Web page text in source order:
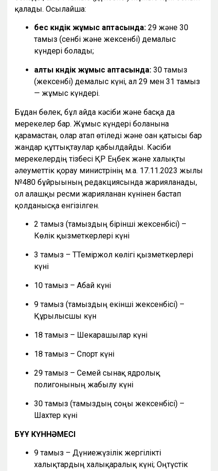
қалады. Осылайша:
бес күндік жұмыс аптасында: 29 және 30
тамыз (сенбі және жексенбі) демалыс
күндері болады;
алты күндік жұмыс аптасында: 30 тамыз
(жексенбі) демалыс күні, ал 29 мен 31 тамыз
— жұмыс күндері.
Бұдан бөлек, бұл айда кәсіби және басқа да
мерекелер бар. Жұмыс күндері болғанына
қарамастан, олар атап өтіледі және оған қатысы бар
жандар құттықтаулар қабылдайды. Кәсіби
мерекелердің тізбесі ҚР Еңбек және халықты
әлеуметтік қорғау министрінің м.а. 17.11.2023 жылғы
№480 бұйрығының редакциясында жарияланады,
ол алғашқы ресми жарияланған күнінен бастап
қолданысқа енгізілген.
2 тамыз (тамыздың бірінші жексенбісі) –
Көлік қызметкерлері күні
3 тамыз – ТТеміржол көлігі қызметкерлері
күні
10 тамыз – Абай күні
9 тамыз (тамыздың екінші жексенбісі) –
Құрылысшы күн
18 тамыз – Шекарашылар күні
18 тамыз – Спорт күні
29 тамыз – Семей сынақ ядролық
полигонының жабылу күні
30 тамыз (тамыздың соңғы жексенбісі) –
Шахтер күні
БҰҰ КҮННӘМЕСІ
9 тамыз – Дүниежүзілік жергілікті
халықтардың халықаралық күні; Оңтүстік